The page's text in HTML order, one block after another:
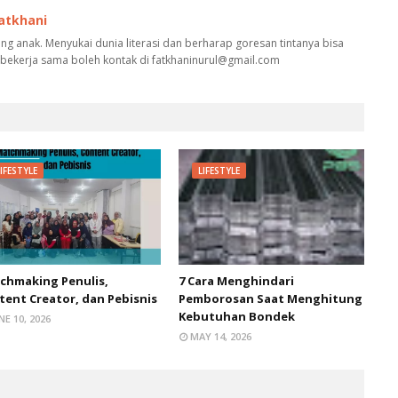
anak. Menyukai dunia literasi dan berharap goresan tintanya bisa
sama boleh kontak di fatkhaninurul@gmail.com
Penulis,
Creator, dan Pebisnis
10, 2026
LIFESTYLE
7 Cara Menghindari
Pemborosan Saat Menghitung
Kebutuhan Bondek
MAY 14, 2026